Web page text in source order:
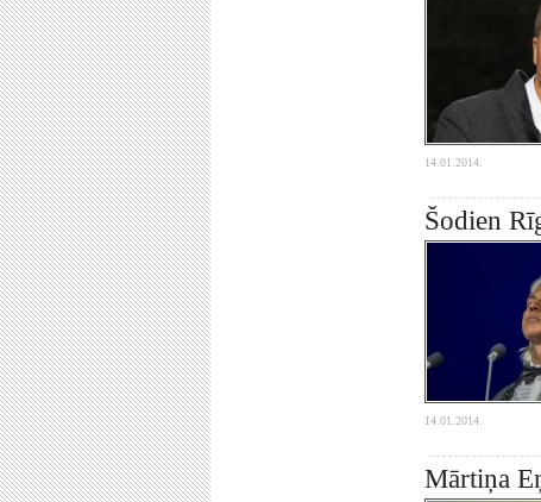
14.01.2014.
Šodien
14.01.2014.
Mārtiņa